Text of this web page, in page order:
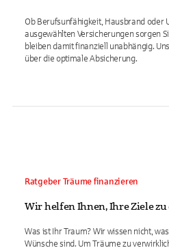
Ob Berufsunfähigkeit, Hausbrand oder
ausgewählten Versicherungen sorgen
bleiben damit finanziell unabhängig.
über die optimale Absicherung.
Ratgeber Träume finanzieren
Wir helfen Ihnen, Ihre Ziele
Was ist Ihr Traum? Wir wissen nicht,
Wünsche sind. Um Träume zu